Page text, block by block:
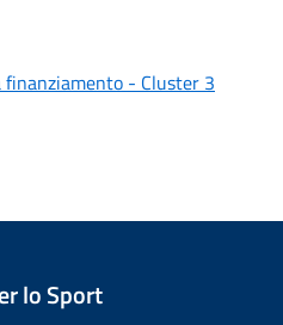
finanziamento - Cluster 3
lo Sport